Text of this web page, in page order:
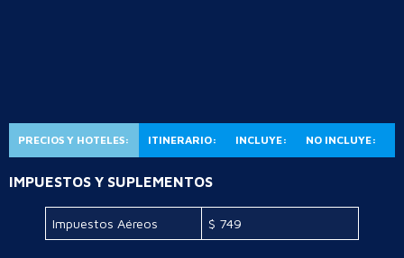
PRECIOS Y HOTELES: ITINERARIO: INCLUYE: NO INCLUYE:
IMPUESTOS Y SUPLEMENTOS
Impuestos Aéreos $ 749